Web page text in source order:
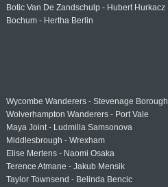
Botic Van De Zandschulp - Hubert Hurkacz
Bochum - Hertha Berlin
Wycombe Wanderers - Stevenage Borough
Wolverhampton Wanderers - Port Vale
Maya Joint - Ludmilla Samsonova
Middlesbrough - Wrexham
Elise Mertens - Naomi Osaka
Terence Atmane - Jakub Mensik
Taylor Townsend - Belinda Bencic